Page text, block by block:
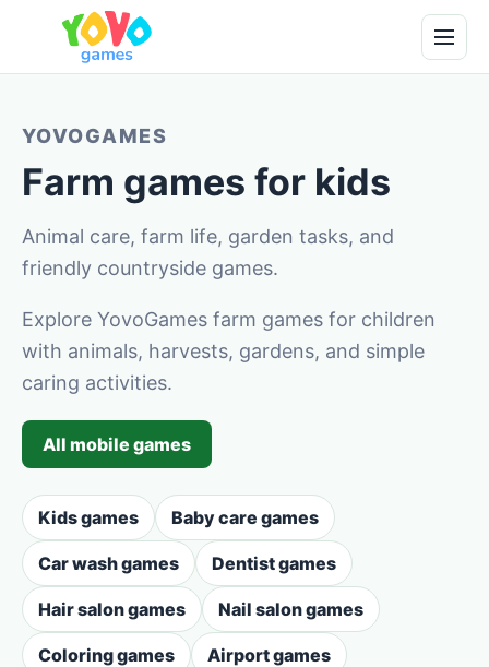
YOVOGAMES
Farm games for kids
Animal care, farm life, garden tasks, and
friendly countryside games.
Explore YovoGames farm games for children
with animals, harvests, gardens, and simple
caring activities.
All mobile games
Kids games Baby care games
Car wash games Dentist games
Hair salon games Nail salon games
Coloring games Airport games